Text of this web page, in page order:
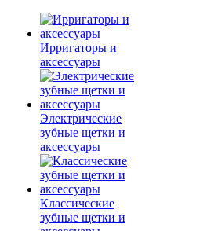
Ирригаторы и
аксессуары
Электрические
зубные щетки и
аксессуары
Классические
зубные щетки и